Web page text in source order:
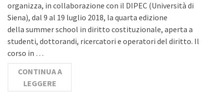
organizza, in collaborazione con il DIPEC (Università di
Siena), dal 9 al 19 luglio 2018, la quarta edizione
della summer school in diritto costituzionale, aperta a
studenti, dottorandi, ricercatori e operatori del diritto. Il
corso in …
CONTINUA A
LEGGERE